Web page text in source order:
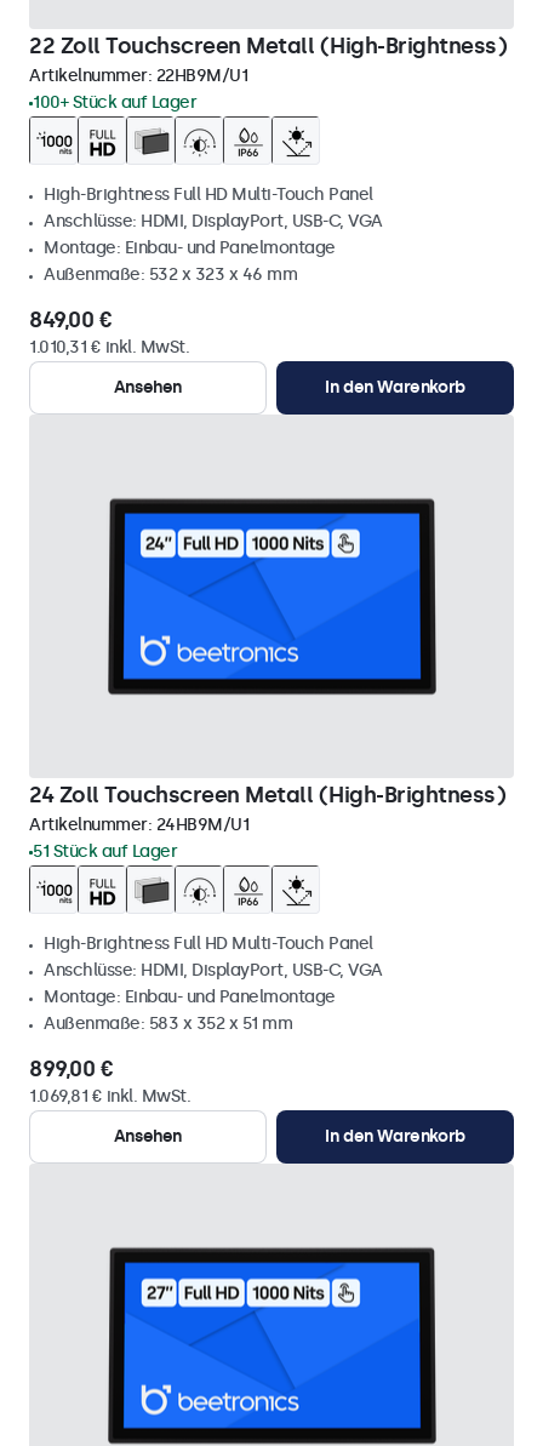
22 Zoll Touchscreen Metall (High-Brightness)
Artikelnummer: 22HB9M/U1
100+ Stück auf Lager
High-Brightness Full HD Multi-Touch Panel
Anschlüsse: HDMI, DisplayPort, USB-C, VGA
Montage: Einbau- und Panelmontage
Außenmaße: 532 x 323 x 46 mm
849,00 €
1.010,31 € inkl. MwSt.
Ansehen
In den Warenkorb
24 Zoll Touchscreen Metall (High-Brightness)
Artikelnummer: 24HB9M/U1
51 Stück auf Lager
High-Brightness Full HD Multi-Touch Panel
Anschlüsse: HDMI, DisplayPort, USB-C, VGA
Montage: Einbau- und Panelmontage
Außenmaße: 583 x 352 x 51 mm
899,00 €
1.069,81 € inkl. MwSt.
Ansehen
In den Warenkorb